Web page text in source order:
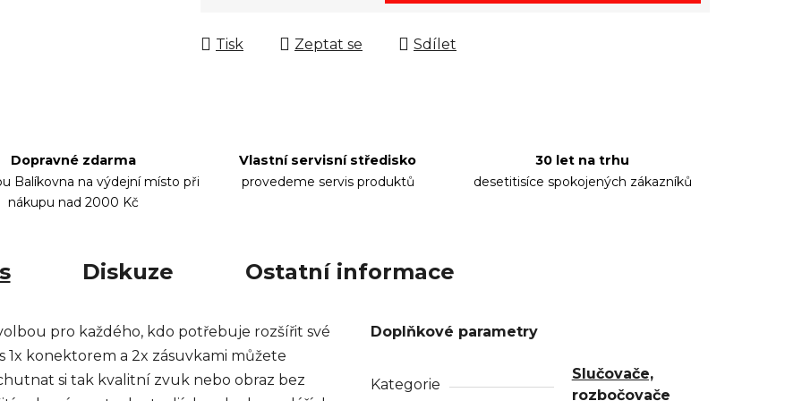
Tisk Zeptat se Sdílet
Dopravné zdarma
Balíkovna na výdejní místo při
nákupu nad 2000 Kč
Vlastní servisní středisko
provedeme servis produktů
30 let na trhu
desetitisíce spokojených zákazníků
Diskuze Ostatní informace
pro každého, kdo potřebuje rozšířit své
konektorem a 2x zásuvkami můžete
si tak kvalitní zvuk nebo obraz bez
Doplňkové parametry
Kategorie
Slučovače,
rozbočovače